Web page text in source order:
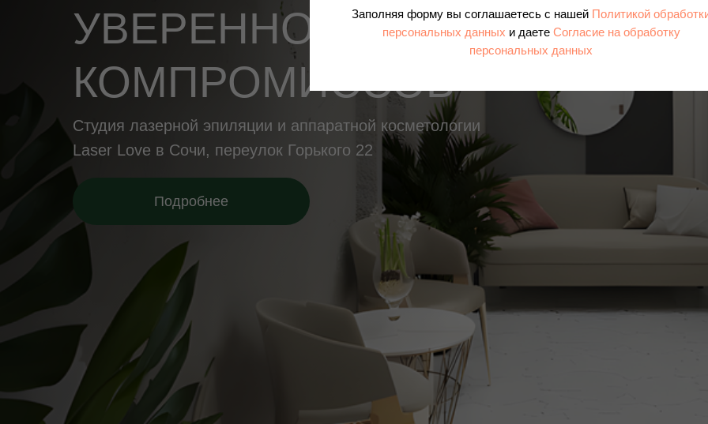
Студия лазерной эпиляции и аппаратной косметологии
Laser Love в Сочи, переулок Горького 22
УВЕРЕННОСТЬ БЕЗ
КОМПРОМИССОВ
Подробнее
Заполняя форму вы соглашаетесь с нашей Политикой
персональных данных и даете Согласие на обработку
персональных данных